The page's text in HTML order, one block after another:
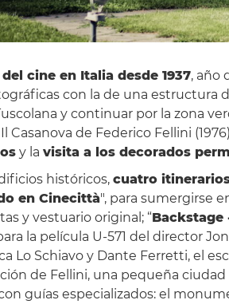
cine en Italia desde 1937, año
con la de una estructura
y continuar por la zona
Casanova de Federico Fellini
y la visita a los decorados
históricos, cuatro
en Cinecittà", para sumergirse
y vestuario original; “Backstage
la película U-571 del director
Lo Schiavo y Dante Ferretti, el
de Fellini, una pequeña
guías especializados: el